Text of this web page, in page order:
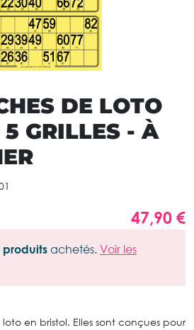
DE LOTO
GRILLES - À
47,90 €
produits achetés. Voir les
en bristol. Elles sont conçues pour